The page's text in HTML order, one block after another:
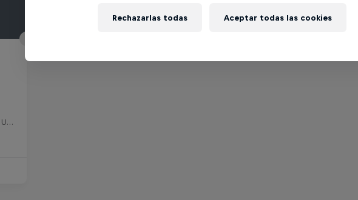
Detroit, Estados Unidos, Estados Unidos
Rechazarlas todas Aceptar todas las cookies